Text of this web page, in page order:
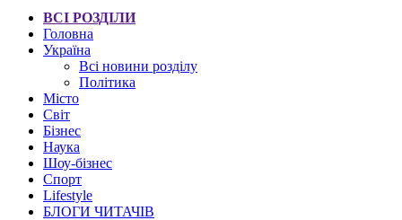
ВСІ РОЗДІЛИ
Головна
Україна
Всі новини розділу
Політика
Місто
Світ
Бізнес
Наука
Шоу-бізнес
Спорт
Lifestyle
БЛОГИ ЧИТАЧІВ